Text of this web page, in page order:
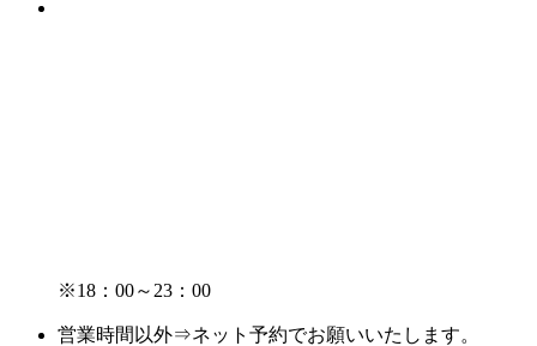
※18：00～23：00
営業時間以外⇒ネット予約でお願いいたします。